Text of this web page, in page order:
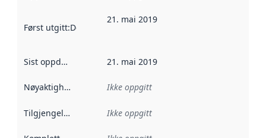
Først utgitt:Denne datoen sier når dataene i dette
21. mai 2019
Sist oppdatert 21. mai 2019
Nøyaktighet Ikke oppgitt
Tilgjengelighet Ikke oppgitt